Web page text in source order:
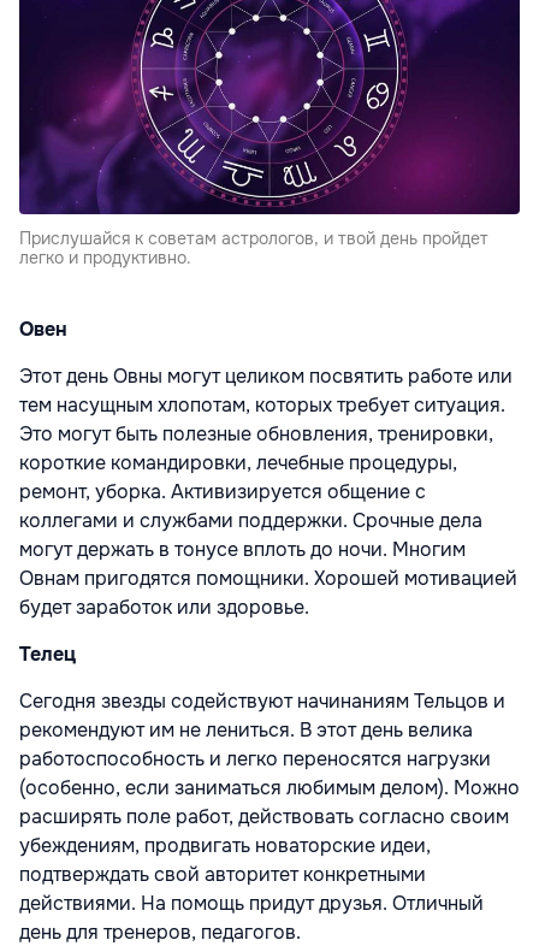
Прислушайся к советам астрологов, и твой день пройдет
легко и продуктивно.
Овен
Этот день Овны могут целиком посвятить работе или
тем насущным хлопотам, которых требует ситуация.
Это могут быть полезные обновления, тренировки,
короткие командировки, лечебные процедуры,
ремонт, уборка. Активизируется общение с
коллегами и службами поддержки. Срочные дела
могут держать в тонусе вплоть до ночи. Многим
Овнам пригодятся помощники. Хорошей мотивацией
будет заработок или здоровье.
Телец
Сегодня звезды содействуют начинаниям Тельцов и
рекомендуют им не лениться. В этот день велика
работоспособность и легко переносятся нагрузки
(особенно, если заниматься любимым делом). Можно
расширять поле работ, действовать согласно своим
убеждениям, продвигать новаторские идеи,
подтверждать свой авторитет конкретными
действиями. На помощь придут друзья. Отличный
день для тренеров, педагогов.